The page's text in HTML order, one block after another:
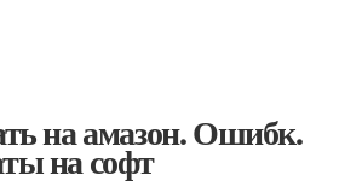
на амазон. Ошибк.
на софт